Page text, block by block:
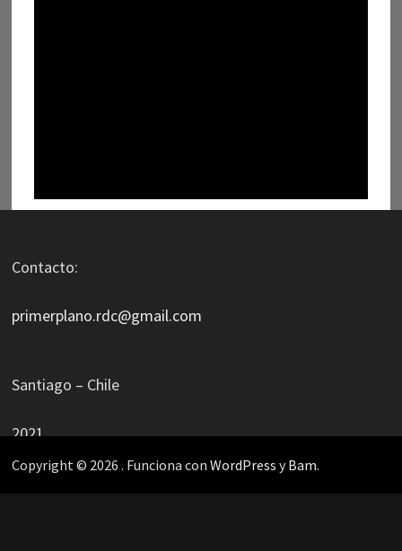
Contacto:
primerplano.rdc@gmail.com
Santiago – Chile
2021
Copyright © 2026 . Funciona con WordPress yBam.